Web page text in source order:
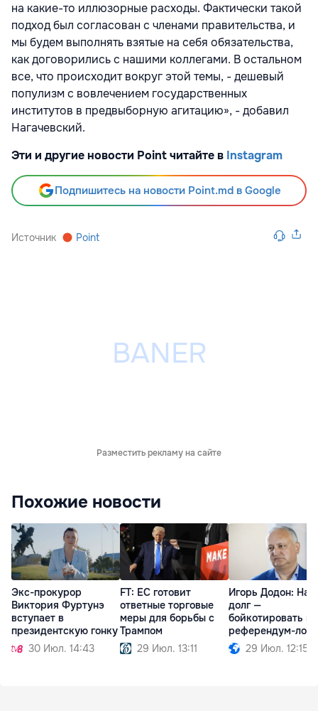
на какие-то иллюзорные расходы. Фактически такой
подход был согласован с членами правительства, и
мы будем выполнять взятые на себя обязательства,
как договорились с нашими коллегами. В остальном
все, что происходит вокруг этой темы, - дешевый
популизм с вовлечением государственных
институтов в предвыборную агитацию», - добавил
Нагачевский.
Эти и другие новости Point читайте в Instagram
Подпишитесь на новости Point.md в Google
Источник Point
Разместить рекламу на сайте
Похожие новости
Экс-прокурор
Виктория Фуртунэ
вступает в
президентскую гонку
30 Июл. 14:43
FT: ЕС готовит
ответные торговые
меры для борьбы с
Трампом
29 Июл. 13:11
Игорь Додон: Наш
долг —
бойкотировать
референдум-
29 Июл. 12:15